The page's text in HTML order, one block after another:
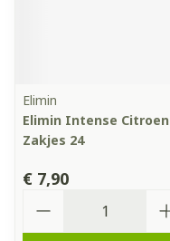
Elimin
Elimin Intense Citroen
Zakjes 24
€ 7,90